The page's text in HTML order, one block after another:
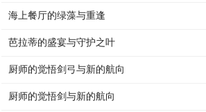
海上餐厅的绿藻与重逢
芭拉蒂的盛宴与守护之叶
厨师的觉悟剑弓与新的航向
厨师的觉悟剑与新的航向